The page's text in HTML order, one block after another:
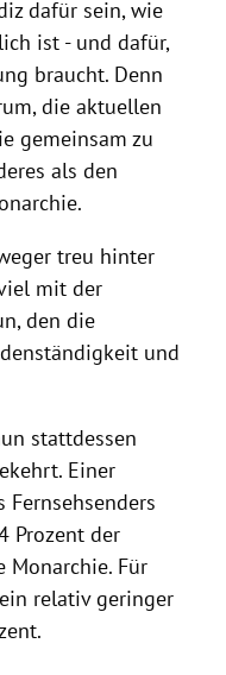
dafür sein, wie
ist - und dafür,
braucht. Denn
die aktuellen
gemeinsam zu
als den
treu hinter
mit der
den die
und
stattdessen
Einer
Prozent der
Monarchie. Für
relativ geringer